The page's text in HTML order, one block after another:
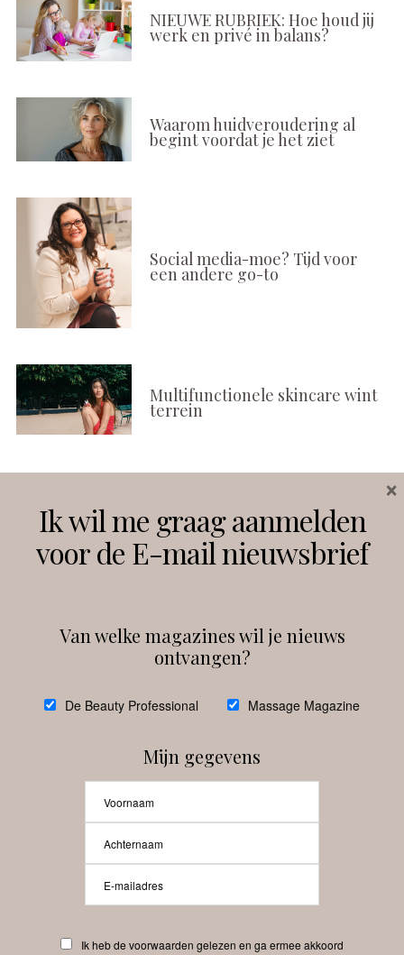
NIEUWE RUBRIEK: Hoe houd jij
werk en privé in balans?
Waarom huidveroudering al
begint voordat je het ziet
Social media-moe? Tijd voor
een andere go-to
Multifunctionele skincare wint
terrein
Instagram Facebook
debeautyprofessional
Beauty-Pro.nl
Ik wil me graag aanmelden
voor de E-mail nieuwsbrief
Van welke magazines wil je nieuws
ontvangen?
De Beauty Professional Massage Magazine
Mijn gegevens
Ik heb de voorwaarden gelezen en ga ermee akkoord
×